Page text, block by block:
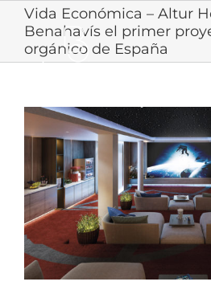
content
Vida Económica – Altur
Benahavís el primer
orgánico de España
View
Larger